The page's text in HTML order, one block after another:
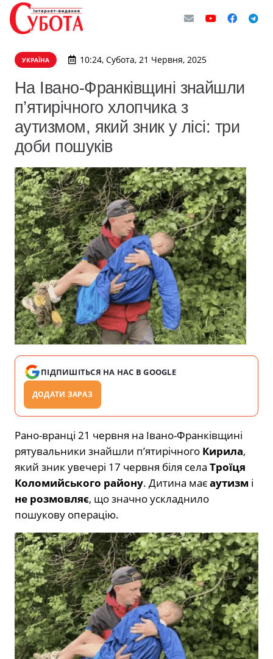
УКРАЇНА 10:24, Субота, 21 Червня, 2025
На Івано-Франківщині знайшли
п’ятирічного хлопчика з
аутизмом, який зник у лісі: три
доби пошуків
ПІДПИШІТЬСЯ НА НАС В GOOGLE
ДОДАТИ ЗАРАЗ
Рано-вранці 21 червня на Івано-Франківщині
рятувальники знайшли п’ятирічного Кирила,
який зник увечері 17 червня біля села Троїця
Коломийського району. Дитина маєаутизм і
не розмовляє, що значно ускладнило
пошукову операцію.